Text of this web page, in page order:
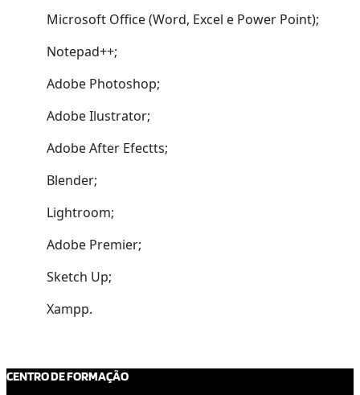
Microsoft Office (Word, Excel e Power Point);
Notepad++;
Adobe Photoshop;
Adobe Ilustrator;
Adobe After Efectts;
Blender;
Lightroom;
Adobe Premier;
Sketch Up;
Xampp.
CENTRO DE FORMAÇÃO